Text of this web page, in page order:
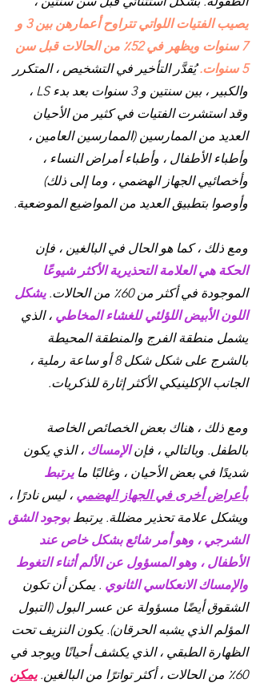
يصيب الفتيات اللواتي تتراوح أعمارهن بين 3 و
7 سنوات ويظهر في 52٪ من الحالات قبل سن
5 سنوات.
يُقدَّر التأخير في التشخيص ، المتكرر
والكبير ، بين سنتين و 3 سنوات بعد بدء LS ،
وقد استشرت الفتيات في كثير من الأحيان
العديد من الممارسين (الممارسين العامين ،
وأطباء الأطفال ، وأطباء أمراض النساء ،
وأخصائيي الجهاز الهضمي ، وما إلى ذلك)
وأوصوا بتطبيق العديد من المواضيع الموضعية.
ومع ذلك ، كما هو الحال في البالغين ، فإن
الحكة هي العلامة التحذيرية الأكثر شيوعًا
الموجودة في أكثر من 60٪ من الحالات.
يشكل
اللون الأبيض اللؤلئي للغشاء المخاطي ، الذي
يشمل منطقة الفرج والمنطقة المحيطة
بالشرج على شكل شكل 8 أو ساعة رملية ،
الجانب الإكلينيكي الأكثر إثارة للذكريات.
ومع ذلك ، هناك بعض الخصائص الخاصة
بالطفل. وبالتالي ، فإنالإمساك ، الذي يكون
شديدًا في بعض الأحيان ، وغالبًا مايرتبط
بأعراض أخرى في الجهاز الهضمي ، ليس نادرًا ،
ويشكل علامة تحذير مضللة. يرتبطبوجود الشق
الشرجي ، وهو أمر شائع بشكل خاص عند
الأطفال ، وهو المسؤول عن الألم أثناء التغوط
والإمساك الانعكاسي الثانوي . يمكن أن تكون
الشقوق أيضًا مسؤولة عن عسر البول (التبول
المؤلم الذي يشبه الحرقان). يكون النزيف تحت
الظهارة الطبقي ، الذي يكشف أحيانًا ويوجد في
60٪ من الحالات ، أكثر تواترًا من البالغين.
يمكن